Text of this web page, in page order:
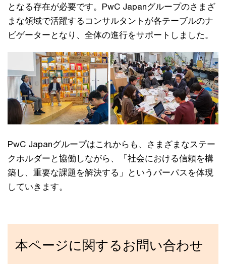
となる存在が必要です。PwC Japanグループのさまざ
まな領域で活躍するコンサルタントが各テーブルのナ
ビゲーターとなり、全体の進行をサポートしました。
PwC Japanグループはこれからも、さまざまなステー
クホルダーと協働しながら、「社会における信頼を構
築し、重要な課題を解決する」というパーパスを体現
していきます。
本ページに関するお問い合わせ